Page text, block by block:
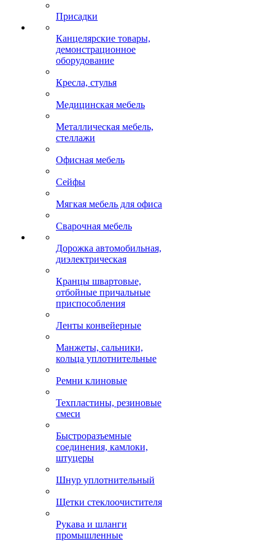
Присадки
Канцелярские товары,
демонстрационное
оборудование
Кресла, стулья
Медицинская мебель
Металлическая мебель,
стеллажи
Офисная мебель
Сейфы
Мягкая мебель для офиса
Сварочная мебель
Дорожка автомобильная,
диэлектрическая
Кранцы швартовые,
отбойные причальные
приспособления
Ленты конвейерные
Манжеты, сальники,
кольца уплотнительные
Ремни клиновые
Техпластины, резиновые
смеси
Быстроразъемные
соединения, камлоки,
штуцеры
Шнур уплотнительный
Щетки стеклоочистителя
Рукава и шланги
промышленные